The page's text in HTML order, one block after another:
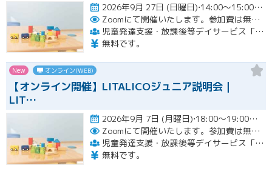
2026年9月 27日 (日曜日)⋅14:00～15:00開催
Zoomにて開催いたします。参加費は無料です。
児童発達支援・放課後等デイサービス「LITALICOジュニア」
無料です。
New オンライン(WEB)
【オンライン開催】LITALICOジュニア説明会｜
LIT…
2026年9月 7日 (月曜日)⋅18:00～19:00開催
Zoomにて開催いたします。参加費は無料です。
児童発達支援・放課後等デイサービス「LITALICOジュニア」
無料です。